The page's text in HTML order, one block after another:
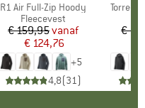
Artikel
R1 Air Full-Zip Hoody
Productgroep
Fleecevest
Prijs
€ 159,95Verlaagde prijs
vanaf
€ 124,76
+5
4,8(31)
Artikel
€